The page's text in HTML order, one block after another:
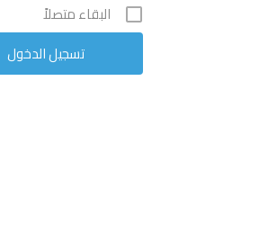
البقاء متصلاً